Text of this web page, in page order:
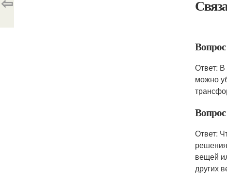
Ответ: В
можно
Ответ:
вещей
других